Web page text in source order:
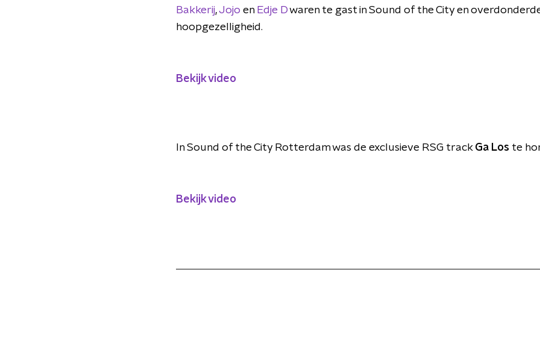
Bakkerij,Jojo en Edje Dwaren te gast in Sound of the City en
hoopgezelligheid.
Bekijk video
In Sound of the City Rotterdam was de exclusieve RSG track Ga Los te
Bekijk video